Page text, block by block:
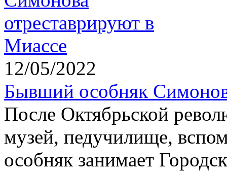
12/05/2022
Бывший особняк
После Октябрьской
музей, педучилище,
особняк занимает